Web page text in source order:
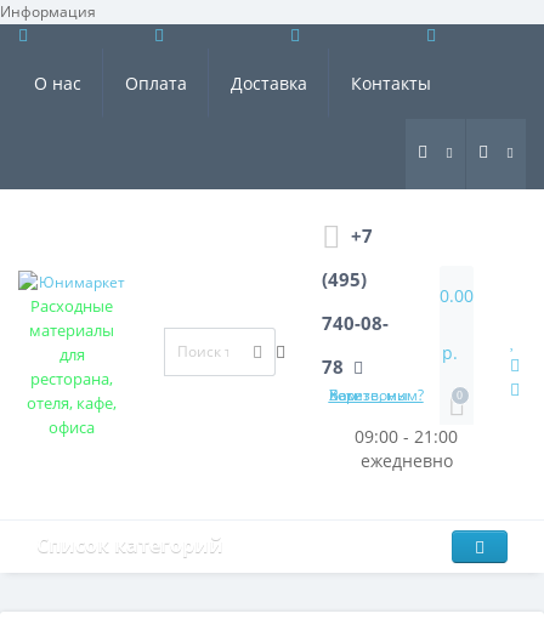
Информация ×
О нас Оплата Доставка Контакты
Расходные
материалы
для
ресторана,
отеля, кафе,
офиса
+7
(495)
740-08-
78
Хотите, мы Вам перезвоним?
09:00 - 21:00
ежедневно
0.00
р.
0
Список категорий